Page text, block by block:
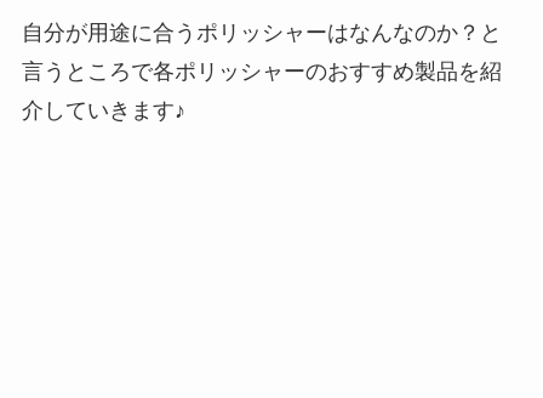
自分が用途に合うポリッシャーはなんなのか？と
言うところで各ポリッシャーのおすすめ製品を紹
介していきます♪